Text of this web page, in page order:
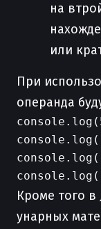
на
или
При
операнда
Кроме того в
унарных